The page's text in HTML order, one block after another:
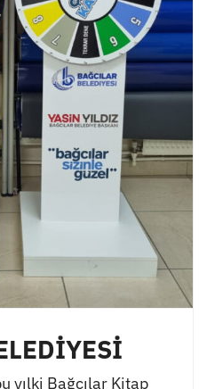
yılki Bağcılar Kitap